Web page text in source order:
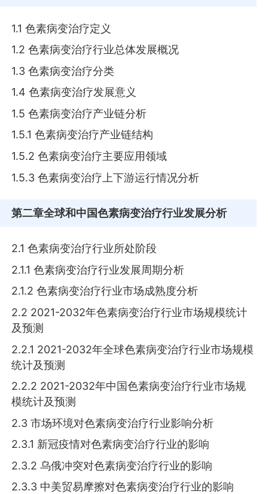
1.1 色素病变治疗定义
1.2 色素病变治疗行业总体发展概况
1.3 色素病变治疗分类
1.4 色素病变治疗发展意义
1.5 色素病变治疗产业链分析
1.5.1 色素病变治疗产业链结构
1.5.2 色素病变治疗主要应用领域
1.5.3 色素病变治疗上下游运行情况分析
第二章全球和中国色素病变治疗行业发展分析
2.1 色素病变治疗行业所处阶段
2.1.1 色素病变治疗行业发展周期分析
2.1.2 色素病变治疗行业市场成熟度分析
2.2 2021-2032年色素病变治疗行业市场规模统计
及预测
2.2.1 2021-2032年全球色素病变治疗行业市场规模
统计及预测
2.2.2 2021-2032年中国色素病变治疗行业市场规
模统计及预测
2.3 市场环境对色素病变治疗行业影响分析
2.3.1 新冠疫情对色素病变治疗行业的影响
2.3.2 乌俄冲突对色素病变治疗行业的影响
2.3.3 中美贸易摩擦对色素病变治疗行业的影响